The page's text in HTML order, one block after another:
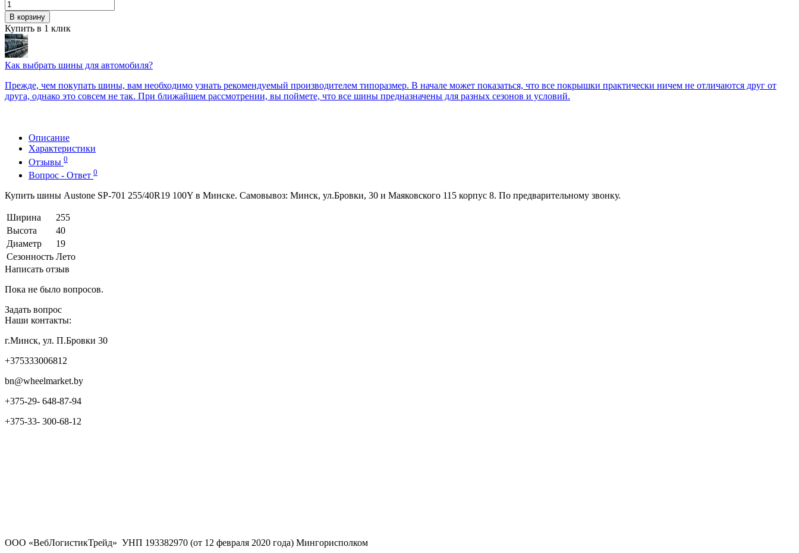
В корзину
Купить в 1 клик
Как выбрать шины для автомобиля?
Прежде, чем покупать шины, вам необходимо узнать рекомендуемый производителем типоразмер. В начале может показаться, что все покрышки практически ничем не отличаются друг от
друга, однако это совсем не так. При ближайшем рассмотрении, вы поймете, что все шины предназначены для разных сезонов и условий.
Описание
Характеристики
Отзывы 0
Вопрос - Ответ 0
Купить шины Austone SP-701 255/40R19 100Y в Минске. Самовывоз: Минск, ул.Бровки, 30 и Маяковского 115 корпус 8. По предварительному звонку.
Ширина
255
Высота
40
Диаметр
19
Сезонность Лето
Написать отзыв
Пока не было вопросов.
Задать вопрос
Наши контакты:
г.Минск, ул. П.Бровки 30
+375333006812
bn@wheelmarket.by
+375-29- 648-87-94
+375-33- 300-68-12
ООО «ВебЛогистикТрейд» УНП 193382970 (от 12 февраля 2020 года) Мингорисполком